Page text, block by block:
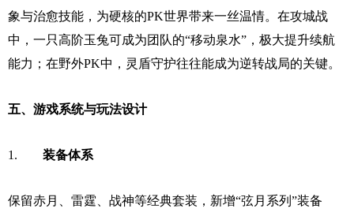
象与治愈技能，为硬核的PK世界带来一丝温情。在攻城战
中，一只高阶玉兔可成为团队的“移动泉水”，极大提升续航
能力；在野外PK中，灵盾守护往往能成为逆转战局的关键。
五、游戏系统与玩法设计
1. 装备体系
保留赤月、雷霆、战神等经典套装，新增“弦月系列”装备